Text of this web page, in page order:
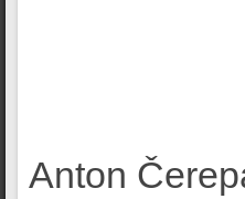
Anton